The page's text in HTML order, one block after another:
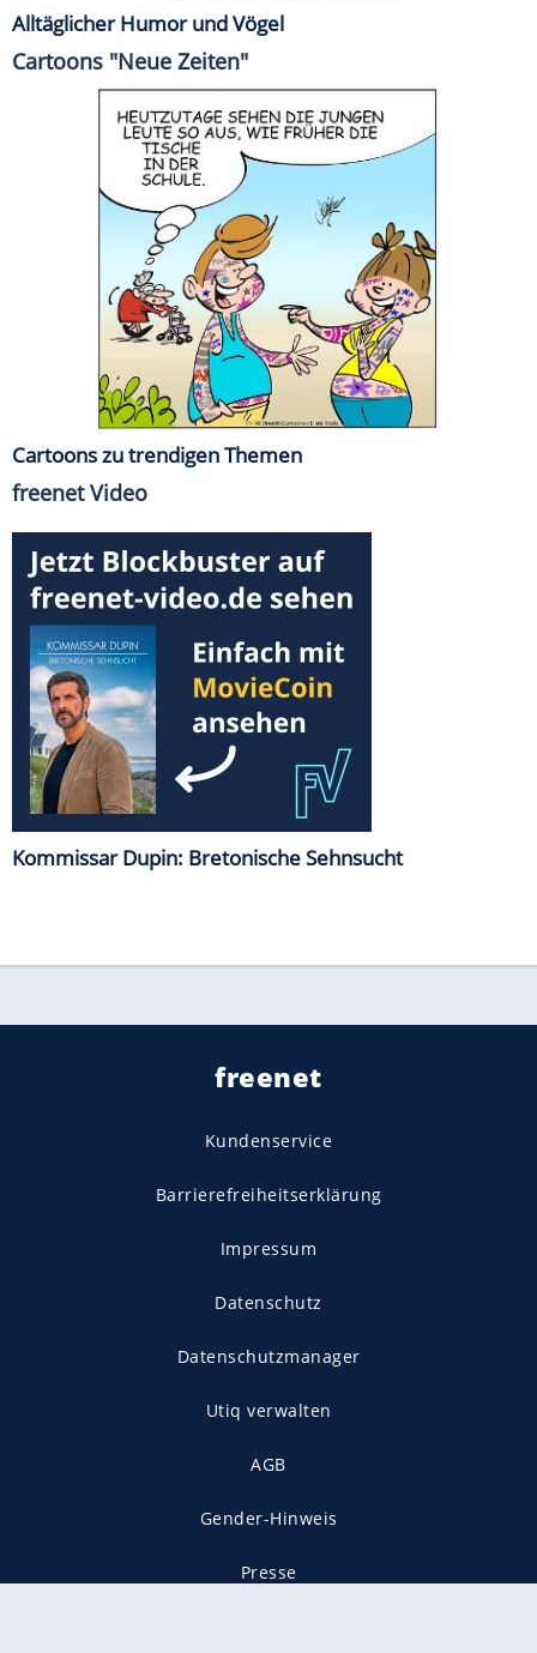
Alltäglicher Humor und Vögel
Cartoons "Neue Zeiten"
Cartoons zu trendigen Themen
freenet Video
Kommissar Dupin: Bretonische Sehnsucht
freenet
Kundenservice
Barrierefreiheitserklärung
Impressum
Datenschutz
Datenschutzmanager
Utiq verwalten
AGB
Gender-Hinweis
Presse